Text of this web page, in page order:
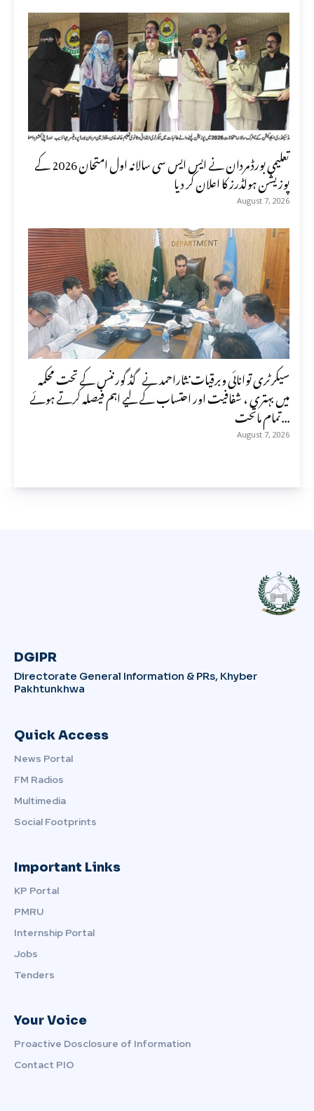
تعلیمی بورڈ مردان نے ایس ایس سی سالانہ اول امتحان 2026 کے
پوزیشن ہولڈرز کا اعلان کر دیا
August 7, 2026
سیکرٹری توانائی وبرقیات نثاراحمد نے گڈ گورننس کے تحت محکمہ
میں بہتری ، شفافیت اور احتساب کے لیے اہم فیصلہ کرتے ہوئے
تمام ماتحت...
August 7, 2026
DGIPR
Directorate General Information & PRs, Khyber
Pakhtunkhwa
Quick Access
News Portal
FM Radios
Multimedia
Social Footprints
Important Links
KP Portal
PMRU
Internship Portal
Jobs
Tenders
Your Voice
Proactive Dosclosure of Information
Contact PIO